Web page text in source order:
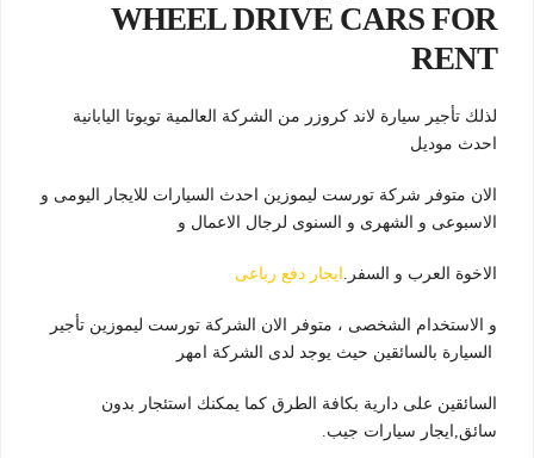
WHEEL DRIVE CARS FOR
RENT
لذلك تأجير سيارة لاند كروزر من الشركة العالمية تويوتا اليابانية
احدث موديل
الان متوفر شركة تورست ليموزين احدث السيارات للايجار اليومى و
الاسبوعى و الشهرى و السنوى لرجال الاعمال و
الاخوة العرب و السفر. ايجار دفع رباعى
و الاستخدام الشخصى ، متوفر الان الشركة تورست ليموزين تأجير
السيارة بالسائقين حيث يوجد لدى الشركة امهر
السائقين على دارية بكافة الطرق كما يمكنك استئجار بدون
سائق,ايجار سيارات جيب.